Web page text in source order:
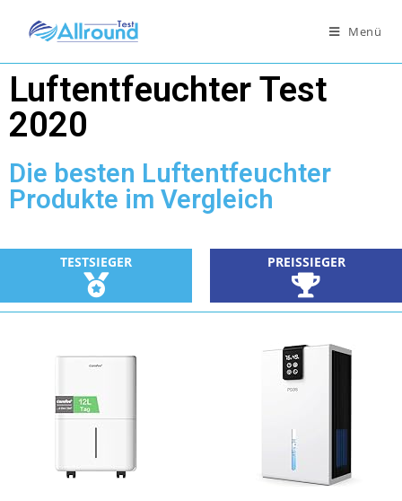
Menü
Luftentfeuchter Test
2020
Die besten Luftentfeuchter
Produkte im Vergleich
TESTSIEGER PREISSIEGER